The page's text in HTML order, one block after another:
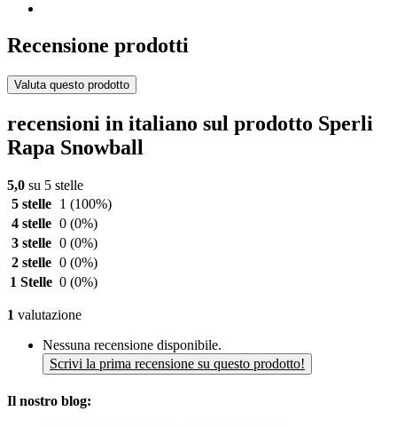
Recensione prodotti
Valuta questo prodotto
recensioni in italiano sul prodotto Sperli
Rapa Snowball
5,0 su 5 stelle
5 stelle
1 (100%)
4 stelle 0 (0%)
3 stelle 0 (0%)
2 stelle 0 (0%)
1 Stelle 0 (0%)
1 valutazione
Nessuna recensione disponibile.
Scrivi la prima recensione su questo prodotto!
Il nostro blog: